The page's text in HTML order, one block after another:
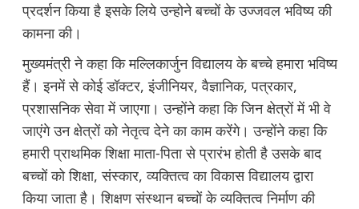
प्रदर्शन किया है इसके लिये उन्होने बच्चों के उज्जवल भविष्य की
कामना की।
मुख्यमंत्री ने कहा कि मल्लिकार्जुन विद्यालय के बच्चे हमारा भविष्य
हैं। इनमें से कोई डॉक्टर, इंजीनियर, वैज्ञानिक, पत्रकार,
प्रशासनिक सेवा में जाएगा। उन्होंने कहा कि जिन क्षेत्रों में भी वे
जाएंगे उन क्षेत्रों को नेतृत्व देने का काम करेंगे। उन्होंने कहा कि
हमारी प्राथमिक शिक्षा माता-पिता से प्रारंभ होती है उसके बाद
बच्चों को शिक्षा, संस्कार, व्यक्तित्व का विकास विद्यालय द्वारा
किया जाता है। शिक्षण संस्थान बच्चों के व्यक्तित्व निर्माण की